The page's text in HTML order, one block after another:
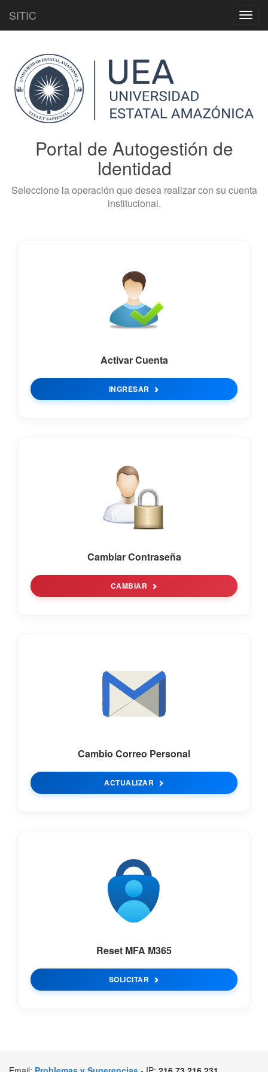
SITIC
Portal de Autogestión de
Identidad
Seleccione la operación que desea realizar con su cuenta
institucional.
Activar Cuenta
INGRESAR
Cambiar Contraseña
CAMBIAR
Cambio Correo Personal
ACTUALIZAR
Reset MFA M365
SOLICITAR